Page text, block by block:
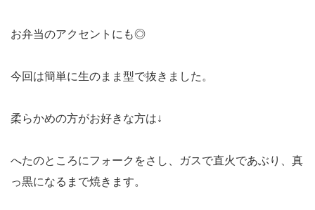
お弁当のアクセントにも◎
今回は簡単に生のまま型で抜きました。
柔らかめの方がお好きな方は↓
へたのところにフォークをさし、ガスで直火であぶり、真
っ黒になるまで焼きます。